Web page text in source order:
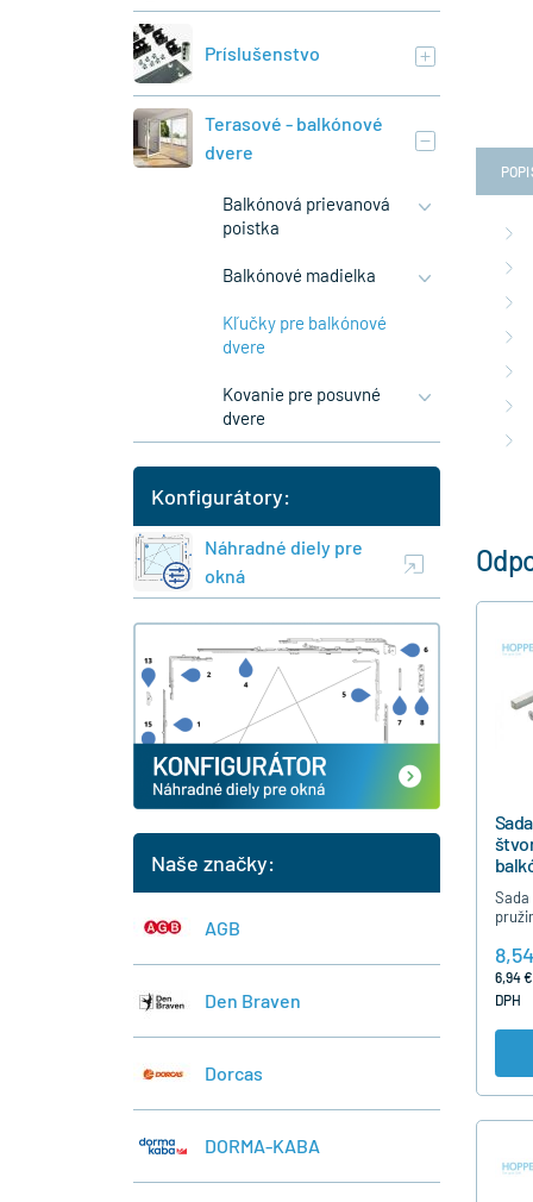
6,94
DPH
Príslušenstvo
Terasové - balkónové
dvere
Balkónová prievanová
poistka
Balkónové madielka
Kľučky pre balkónové
dvere
Kovanie pre posuvné
dvere
Konfigurátory:
Náhradné diely pre
okná
Naše značky:
AGB
Den Braven
Dorcas
DORMA-KABA